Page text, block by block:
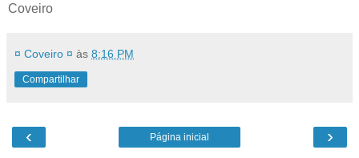
Coveiro
¤ Coveiro ¤ às 8:16 PM
Compartilhar
‹ ›
Página inicial